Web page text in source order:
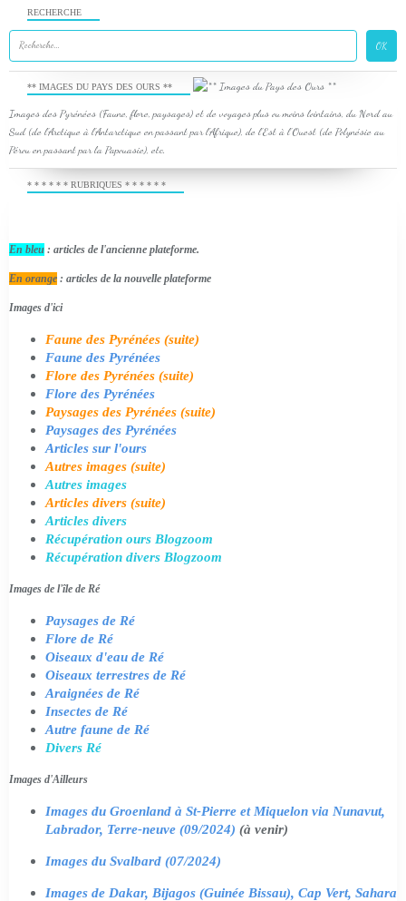
RECHERCHE
** IMAGES DU PAYS DES OURS **
Images des Pyrénées (Faune, flore, paysages) et de voyages plus ou moins lointains, du Nord au
Sud (de l'Arctique à l'Antarctique en passant par l'Afrique), de l'Est à l'Ouest (de Polynésie au
Pérou en passant par la Papouasie), etc.
* * * * * * RUBRIQUES * * * * * *
En bleu : articles de l'ancienne plateforme.
En orange : articles de la nouvelle plateforme
Images d'ici
Faune des Pyrénées (suite)
Faune des Pyrénées
Flore des Pyrénées (suite)
Flore des Pyrénées
Paysages des Pyrénées (suite)
Paysages des Pyrénées
Articles sur l'ours
Autres images (suite)
Autres images
Articles divers (suite)
Articles divers
Récupération ours Blogzoom
Récupération divers Blogzoom
Images de l'île de Ré
Paysages de Ré
Flore de Ré
Oiseaux d'eau de Ré
Oiseaux terrestres de Ré
Araignées de Ré
Insectes de Ré
Autre faune de Ré
Divers Ré
Images d'Ailleurs
Images du Groenland à St-Pierre et Miquelon via Nunavut,
Labrador, Terre-neuve (09/2024) (à venir)
Images du Svalbard (07/2024)
Images de Dakar, Bijagos (Guinée Bissau), Cap Vert, Sahara